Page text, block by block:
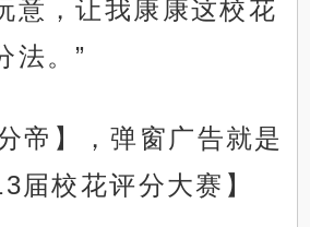
意，让我康康这校花
法。”
帝】，弹窗广告就是
届校花评分大赛】